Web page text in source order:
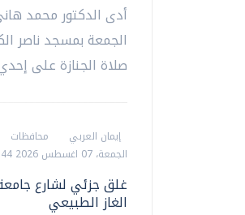
أدى الدكتور محمد
الجمعة بمسجد ناصر
صلاة الجنازة على
إيمان العربي
محافظات
الجمعة، 07 اغسطس 2026 10:44 ص
الغاز الطبيعي